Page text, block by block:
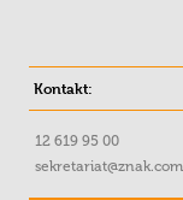
Kontakt:
12 619 95 00